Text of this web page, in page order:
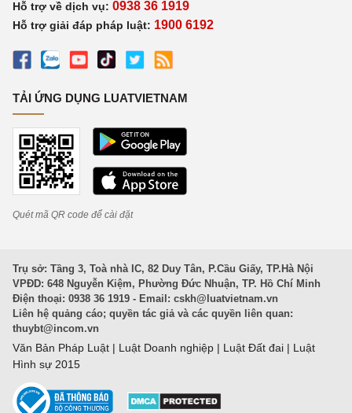
Hỗ trợ về dịch vụ: 0938 36 1919
Hỗ trợ giải đáp pháp luật: 1900 6192
TẢI ỨNG DỤNG LUATVIETNAM
Quét mã QR code để cài đặt
Trụ sở: Tầng 3, Toà nhà IC, 82 Duy Tân, P.Cầu Giấy, TP.Hà Nội
VPĐD: 648 Nguyễn Kiệm, Phường Đức Nhuận, TP. Hồ Chí Minh
Điện thoại: 0938 36 1919 - Email: cskh@luatvietnam.vn
Liên hệ quảng cáo; quyền tác giả và các quyền liên quan:
thuybt@incom.vn
Văn Bản Pháp Luật | Luật Doanh nghiệp | Luật Đất đai | Luật
Hình sự 2015